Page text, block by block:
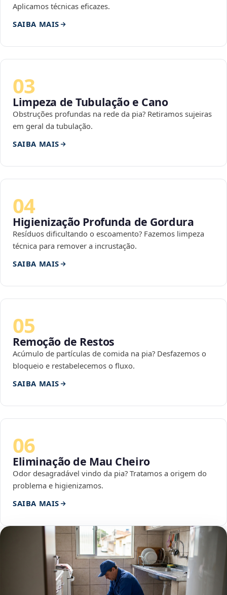
Aplicamos técnicas eficazes.
SAIBA MAIS
03
Limpeza de Tubulação e Cano
Obstruções profundas na rede da pia? Retiramos sujeiras
em geral da tubulação.
SAIBA MAIS
04
Higienização Profunda de Gordura
Resíduos dificultando o escoamento? Fazemos limpeza
técnica para remover a incrustação.
SAIBA MAIS
05
Remoção de Restos
Acúmulo de partículas de comida na pia? Desfazemos o
bloqueio e restabelecemos o fluxo.
SAIBA MAIS
06
Eliminação de Mau Cheiro
Odor desagradável vindo da pia? Tratamos a origem do
problema e higienizamos.
SAIBA MAIS